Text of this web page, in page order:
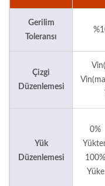
Gerilim
Toleransı
Çizgi
Düzenlemesi
Yük
Düzenlemesi
0%
100%
Yüke